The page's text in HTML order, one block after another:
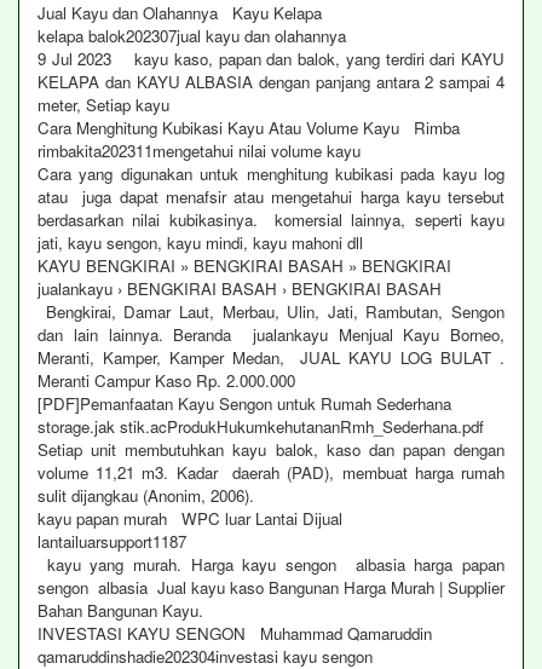
Jual Kayu dan Olahannya Kayu Kelapa
kelapa balok202307jual kayu dan olahannya
9 Jul 2023 kayu kaso, papan dan balok, yang terdiri dari KAYU
KELAPA dan KAYU ALBASIA dengan panjang antara 2 sampai 4
meter, Setiap kayu
Cara Menghitung Kubikasi Kayu Atau Volume Kayu Rimba
rimbakita202311mengetahui nilai volume kayu
Cara yang digunakan untuk menghitung kubikasi pada kayu log
atau juga dapat menafsir atau mengetahui harga kayu tersebut
berdasarkan nilai kubikasinya. komersial lainnya, seperti kayu
jati, kayu sengon, kayu mindi, kayu mahoni dll
KAYU BENGKIRAI » BENGKIRAI BASAH » BENGKIRAI
jualankayu › BENGKIRAI BASAH › BENGKIRAI BASAH
Bengkirai, Damar Laut, Merbau, Ulin, Jati, Rambutan, Sengon
dan lain lainnya. Beranda jualankayu Menjual Kayu Borneo,
Meranti, Kamper, Kamper Medan, JUAL KAYU LOG BULAT .
Meranti Campur Kaso Rp. 2.000.000
[PDF]Pemanfaatan Kayu Sengon untuk Rumah Sederhana
storage.jak stik.acProdukHukumkehutananRmh_Sederhana.pdf
Setiap unit membutuhkan kayu balok, kaso dan papan dengan
volume 11,21 m3. Kadar daerah (PAD), membuat harga rumah
sulit dijangkau (Anonim, 2006).
kayu papan murah WPC luar Lantai Dijual
lantailuarsupport1187
kayu yang murah. Harga kayu sengon albasia harga papan
sengon albasia Jual kayu kaso Bangunan Harga Murah | Supplier
Bahan Bangunan Kayu.
INVESTASI KAYU SENGON Muhammad Qamaruddin
qamaruddinshadie202304investasi kayu sengon